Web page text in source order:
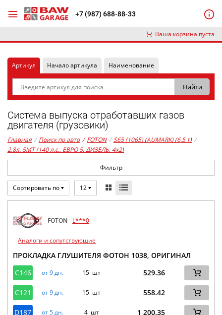
+7 (987) 688-88-33
Ваша корзина пуста
Артикул Начало артикула Наименование
Система выпуска отработавших газов
двигателя (грузовики)
Главная / Поиск по авто / FOTON / S65 (1065) (AUMARK) (6.5 т) /
2,8л. 5MT (140 л.с., ЕВРО 5, ДИЗЕЛЬ, 4x2)
Фильтр
Сортировать по 12
FOTON L***0
Аналоги и сопутствующие
ПРОКЛАДКА ГЛУШИТЕЛЯ ФОТОН 1038, ОРИГИНАЛ
C146
от 9 дн. 15 шт 529.36
C121 от 9 дн. 15 шт 558.42
D187 от 5 дн. 4 шт 1 200.35